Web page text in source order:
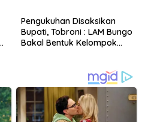
Pengukuhan Disaksikan
Bupati, Tobroni : LAM Bungo
Bakal Bentuk Kelompok